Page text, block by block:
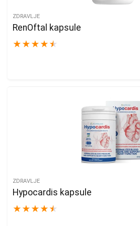
ZDRAVLJE
RenOftal kapsule
★ ★ ★ ★ ★
ZDRAVLJE
Hypocardis kapsule
★ ★ ★ ★ ★